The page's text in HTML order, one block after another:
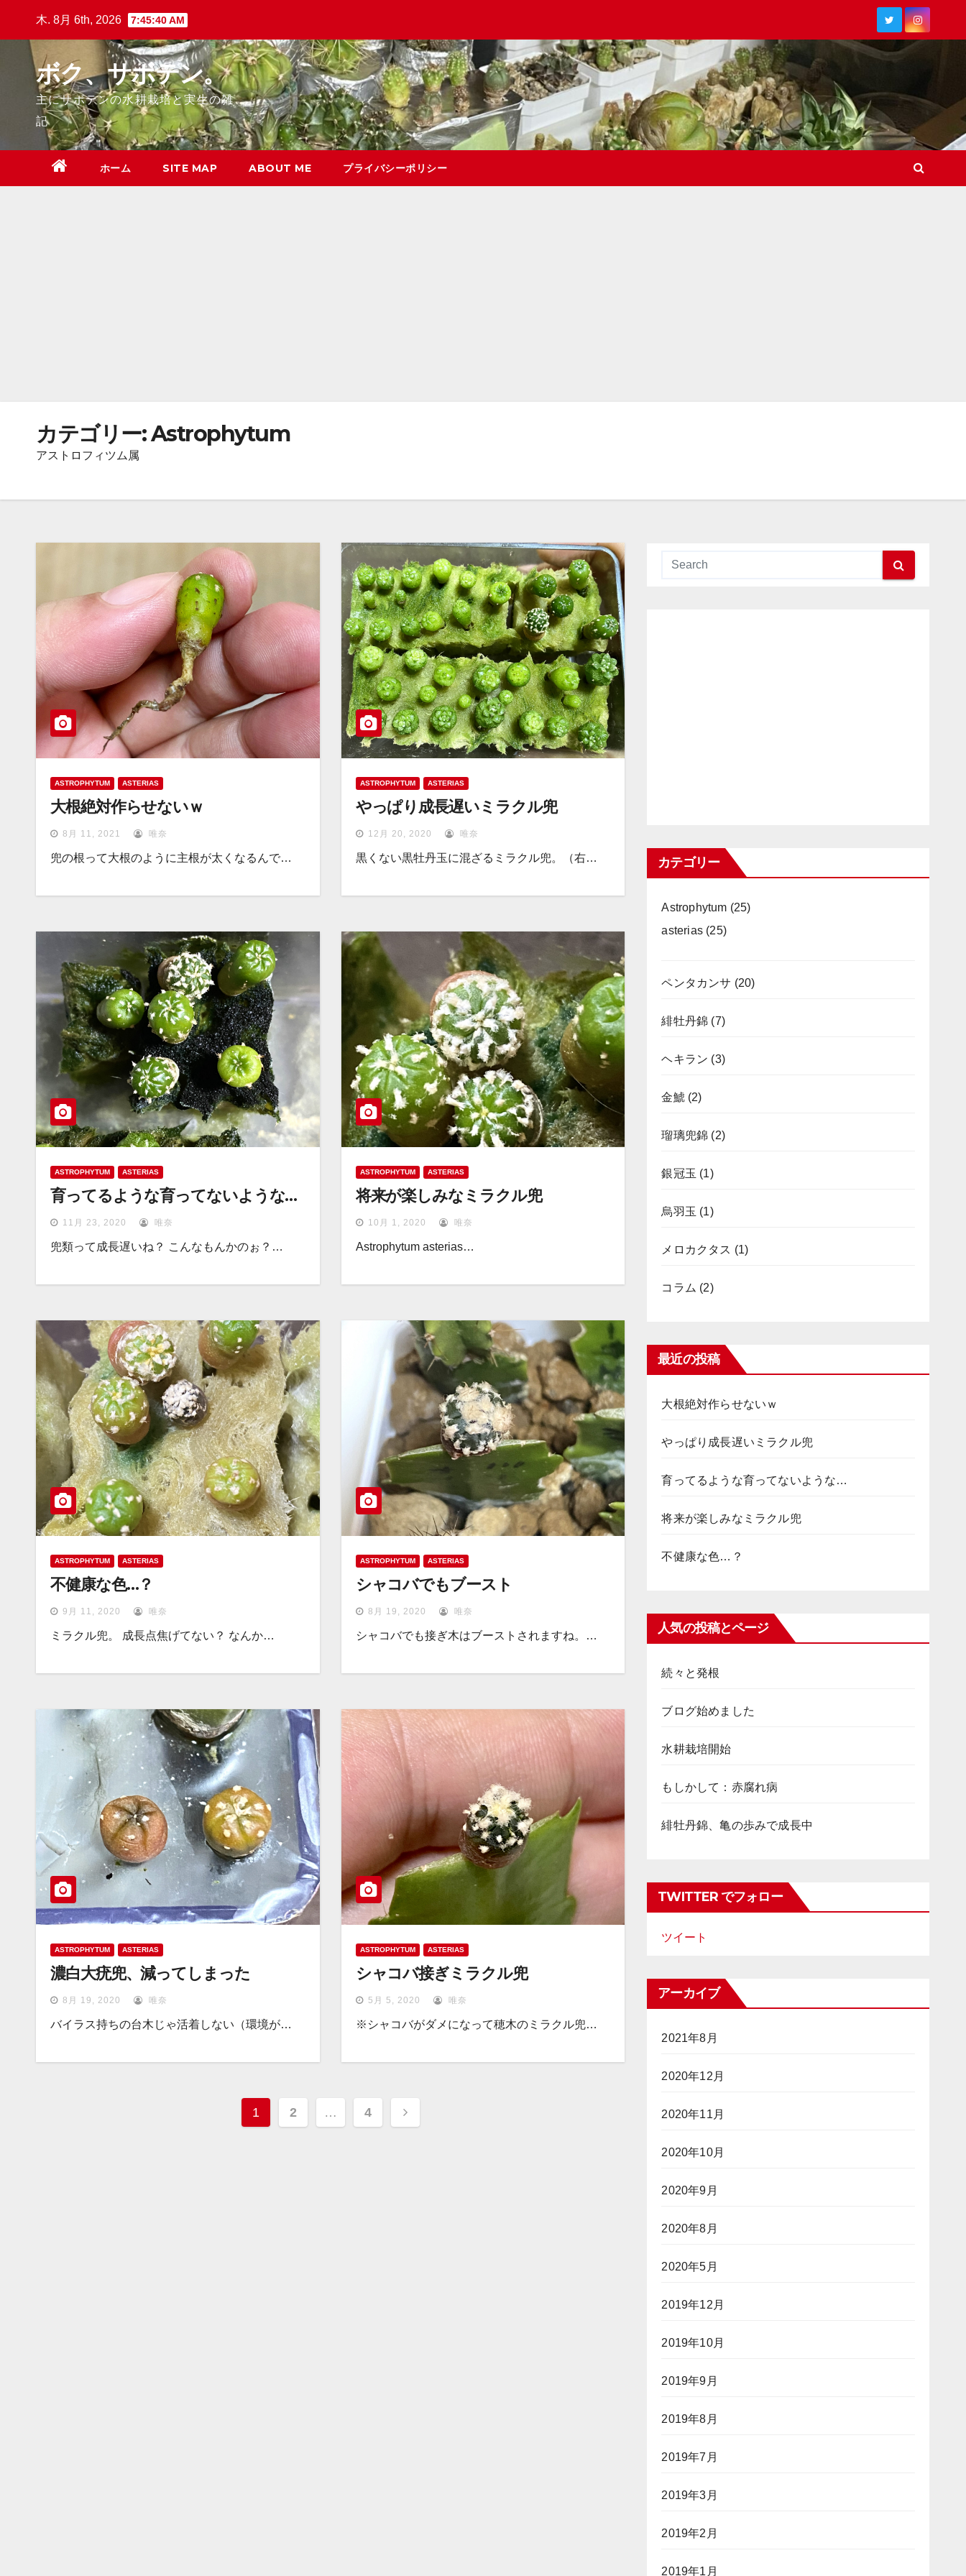
content
木. 8月 6th, 2026 7:45:42 AM
ボク、サボテン。
主にサボテンの水耕栽培と実生の雑
記
ホーム SITE MAP ABOUT ME プライバシーポリシー
カテゴリー:Astrophytum
アストロフィツム属
ASTROPHYTUM ASTERIAS
大根絶対作らせないｗ
8月 11, 2021 唯奈
兜の根って大根のように主根が太くなるんで…
ASTROPHYTUM ASTERIAS
やっぱり成長遅いミラクル兜
12月 20, 2020 唯奈
黒くない黒牡丹玉に混ざるミラクル兜。（右…
ASTROPHYTUM ASTERIAS
育ってるような育ってないような…
11月 23, 2020 唯奈
兜類って成長遅いね？ こんなもんかのぉ？…
ASTROPHYTUM ASTERIAS
将来が楽しみなミラクル兜
10月 1, 2020 唯奈
Astrophytum asterias…
ASTROPHYTUM ASTERIAS
不健康な色…？
9月 11, 2020 唯奈
ミラクル兜。 成長点焦げてない？ なんか…
ASTROPHYTUM ASTERIAS
シャコバでもブースト
8月 19, 2020 唯奈
シャコバでも接ぎ木はブーストされますね。…
ASTROPHYTUM ASTERIAS
濃白大疣兜、減ってしまった
8月 19, 2020 唯奈
バイラス持ちの台木じゃ活着しない（環境が…
ASTROPHYTUM ASTERIAS
シャコバ接ぎミラクル兜
5月 5, 2020 唯奈
※シャコバがダメになって穂木のミラクル兜…
投
1 2 … 4
カテゴリー
Astrophytum (25)
asterias(25)
ペンタカンサ (20)
緋牡丹錦 (7)
ヘキラン (3)
金鯱(2)
瑠璃兜錦 (2)
銀冠玉 (1)
烏羽玉 (1)
メロカクタス (1)
コラム (2)
最近の投稿
大根絶対作らせないｗ
やっぱり成長遅いミラクル兜
育ってるような育ってないような…
将来が楽しみなミラクル兜
不健康な色…？
人気の投稿とページ
続々と発根
ブログ始めました
水耕栽培開始
もしかして：赤腐れ病
緋牡丹錦、亀の歩みで成長中
TWITTER でフォロー
ツイート
アーカイブ
2021年8月
2020年12月
2020年11月
2020年10月
2020年9月
2020年8月
2020年5月
2019年12月
2019年10月
2019年9月
2019年8月
2019年7月
2019年3月
2019年2月
2019年1月